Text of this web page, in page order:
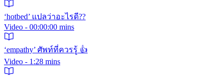
‘hotbed’ แปลว่าอะไรดี??
Video - 00:00:00 mins
‘empathy’ ศัพท์ที่ควรรู้ 👍
Video - 1:28 mins